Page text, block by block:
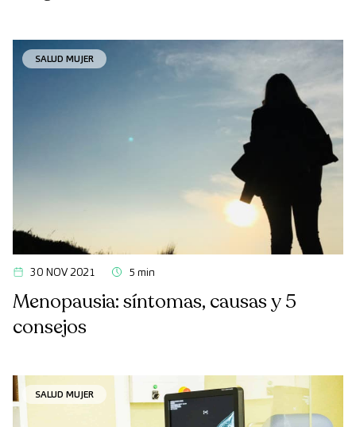
SALUD MUJER
30 NOV 2021 5 min
Menopausia: síntomas, causas y 5
consejos
SALUD MUJER